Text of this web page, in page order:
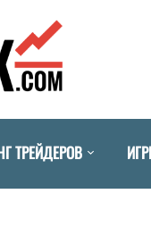
ТРЕЙДЕРОВ